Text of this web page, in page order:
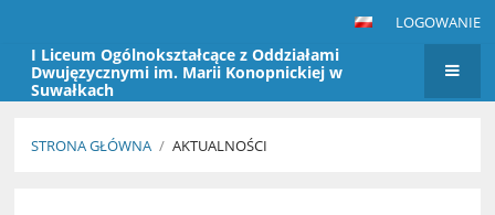
LOGOWANIE
I Liceum Ogólnokształcące z Oddziałami
Dwujęzycznymi im. Marii Konopnickiej w
Suwałkach
STRONA GŁÓWNA / AKTUALNOŚCI